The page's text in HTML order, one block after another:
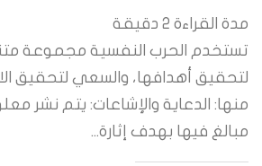
مدة القراءة 2 دقيقة
تستخدم الحرب النفسية مجموعة
لتحقيق أهدافها، والسعي لتحقيق
منها: الدعاية والإشاعات: يتم نشر
مبالغ فيها بهدف إثارة...